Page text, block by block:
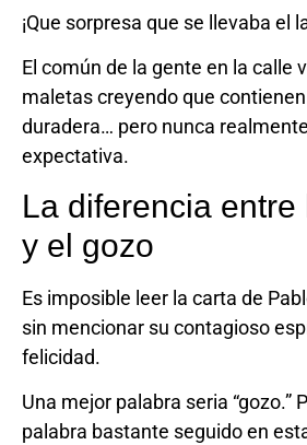
¡Que sorpresa que se llevaba el
El común de la gente en la calle
maletas creyendo que
duradera… pero nunca
expectativa.
La diferencia entre
y el gozo
Es imposible leer la carta de
sin mencionar su contagioso
felicidad.
Una mejor palabra seria “gozo.”
palabra bastante seguido en